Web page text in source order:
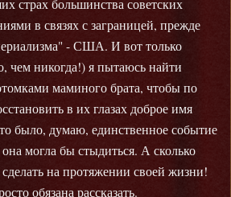
страх большинства советских
в связях с заграницей, прежде
- США. И вот только
чем никогда!) я пытаюсь найти
маминого брата, чтобы по
в их глазах доброе имя
было, думаю, единственное событие
могла бы стыдиться. А сколько
на протяжении своей жизни!
обязана рассказать.